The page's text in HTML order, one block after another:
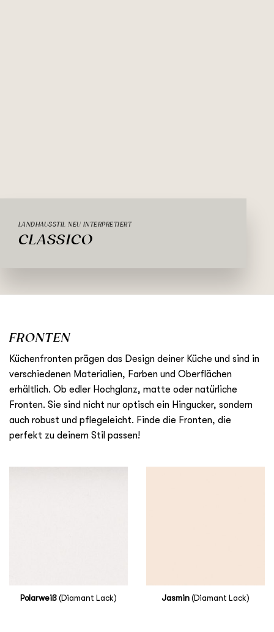
LANDHAUSSTIL NEU INTERPRETIERT
CLASSICO
FRONTEN
Küchenfronten prägen das Design deiner Küche und sind in
verschiedenen Materialien, Farben und Oberflächen
erhältlich. Ob edler Hochglanz, matte oder natürliche
Fronten. Sie sind nicht nur optisch ein Hingucker, sondern
auch robust und pflegeleicht. Finde die Fronten, die
perfekt zu deinem Stil passen!
Polarweiß (Diamant Lack) Jasmin (Diamant Lack)